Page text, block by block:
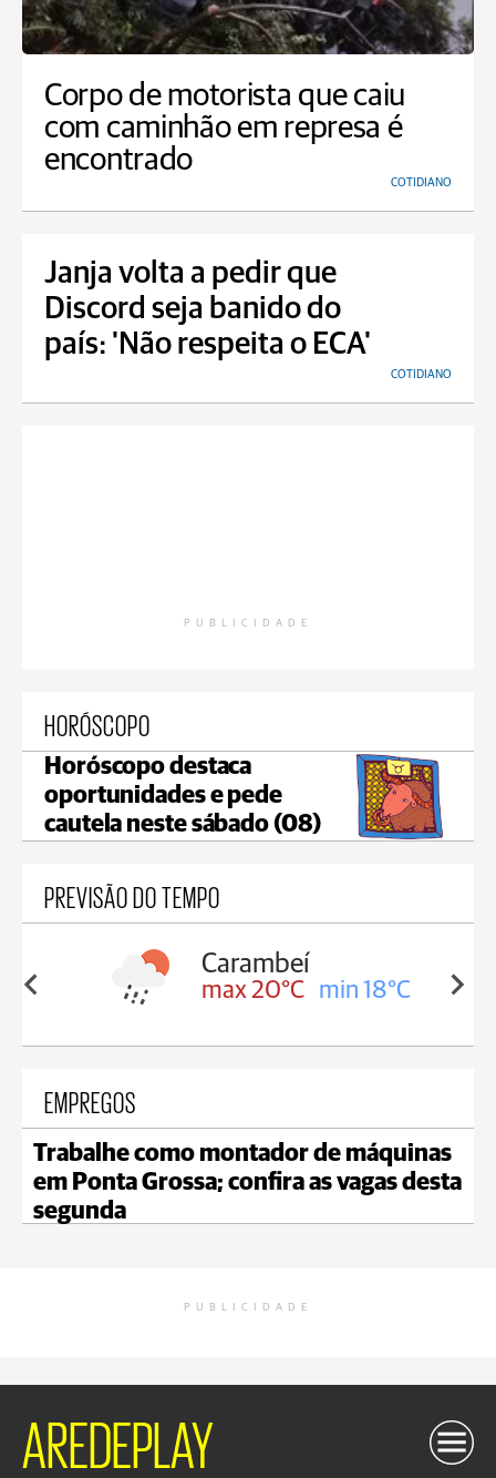
Corpo de motorista que caiu
com caminhão em represa é
encontrado
COTIDIANO
Janja volta a pedir que
Discord seja banido do
país: 'Não respeita o ECA'
COTIDIANO
PUBLICIDADE
HORÓSCOPO
Horóscopo destaca
oportunidades e pede
cautela neste sábado (08)
PREVISÃO DO TEMPO
18°C
Carambeí
max 20°C min 18°C
EMPREGOS
Trabalhe como montador de máquinas
em Ponta Grossa; confira as vagas desta
segunda
PUBLICIDADE
AREDEPLAY